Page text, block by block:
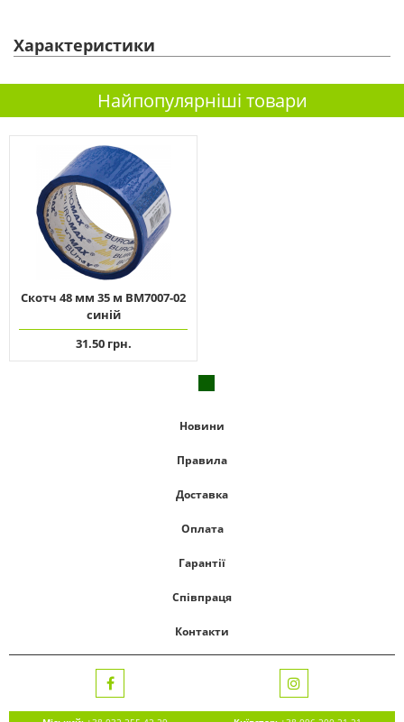
Характеристики
Найпопулярніші товари
Скотч 48 мм 35 м ВМ7007-02
синій
31.50 грн.
Новини
Правила
Доставка
Оплата
Гарантії
Співпраця
Контакти